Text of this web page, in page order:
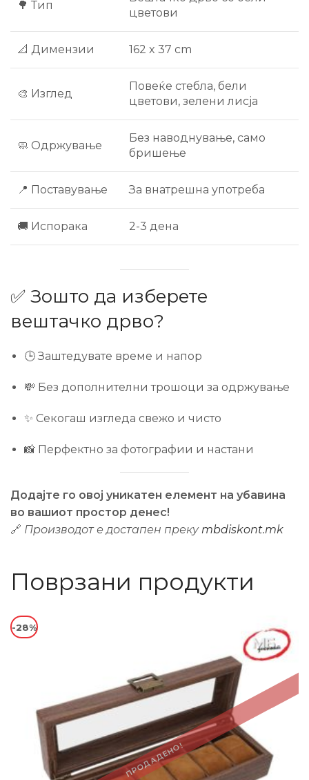
🌳 Тип
цветови
📐 Димензии 162 x 37 cm
🎨 Изглед
Повеќе стебла, бели
цветови, зелени лисја
🧼 Одржување
Без наводнување, само
бришење
📍 Поставување За внатрешна употреба
🚚 Испорака 2-3 дена
✅ Зошто да изберете
вештачко дрво?
🕒 Заштедувате време и напор
💸 Без дополнителни трошоци за одржување
✨ Секогаш изгледа свежо и чисто
📸 Перфектно за фотографии и настани
Додајте го овој уникатен елемент на убавина
во вашиот простор денес!
🔗 Производот е достапен прекуmbdiskont.mk
Поврзани продукти
ПРОДАДЕНО!
-28%